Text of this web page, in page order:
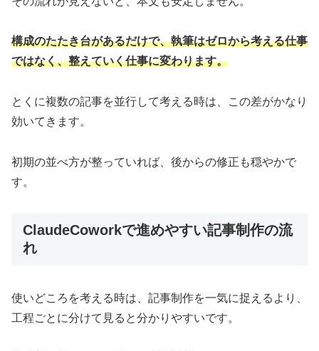
構成のたたき台があるだけで、執筆はゼロから考える仕事
ではなく、整えていく仕事に変わります。
とくに複数の記事を並行して考える時は、この差がかなり
効いてきます。
初期の並べ方が整っていれば、後からの修正も穏やかで
す。
ClaudeCoworkで進めやすい記事制作の流
れ
使いどころを考える時は、記事制作を一気に捉えるより、
工程ごとに分けて見ると分かりやすいです。